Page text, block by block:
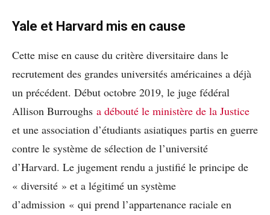
Yale et Harvard mis en cause
Cette mise en cause du critère diversitaire dans le
recrutement des grandes universités américaines a déjà
un précédent. Début octobre 2019, le juge fédéral
Allison Burroughs a débouté le ministère de la Justice
et une association d’étudiants asiatiques partis en guerre
contre le système de sélection de l’université
d’Harvard. Le jugement rendu a justifié le principe de
« diversité » et a légitimé un système
d’admission « qui prend l’appartenance raciale en